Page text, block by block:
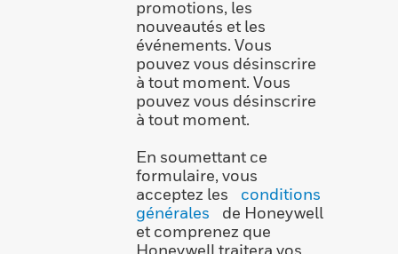
promotions, les
nouveautés et les
événements. Vous
pouvez vous désinscrire
à tout moment. Vous
pouvez vous désinscrire
à tout moment.
En soumettant ce
formulaire, vous
acceptez les
conditions
générales
de Honeywell
et comprenez que
Honeywell traitera vos